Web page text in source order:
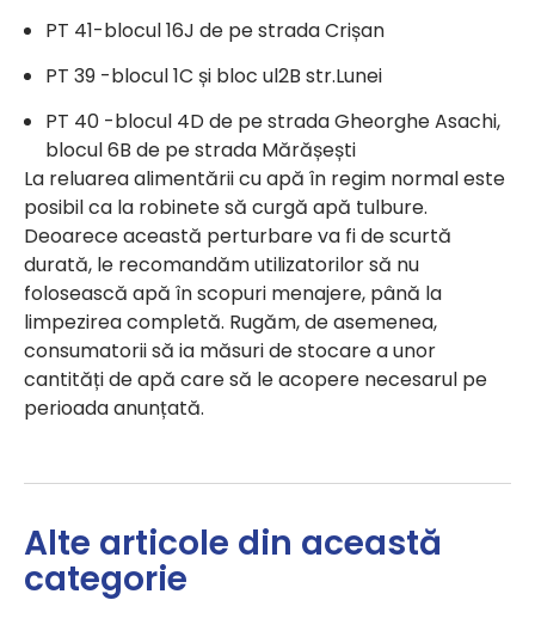
PT 41-blocul 16J de pe strada Crișan
PT 39 -blocul 1C și bloc ul2B str.Lunei
PT 40 -blocul 4D de pe strada Gheorghe Asachi,
blocul 6B de pe strada Mărășești
La reluarea alimentării cu apă în regim normal este
posibil ca la robinete să curgă apă tulbure.
Deoarece această perturbare va fi de scurtă
durată, le recomandăm utilizatorilor să nu
folosească apă în scopuri menajere, până la
limpezirea completă. Rugăm, de asemenea,
consumatorii să ia măsuri de stocare a unor
cantități de apă care să le acopere necesarul pe
perioada anunțată.
Alte articole din această
categorie